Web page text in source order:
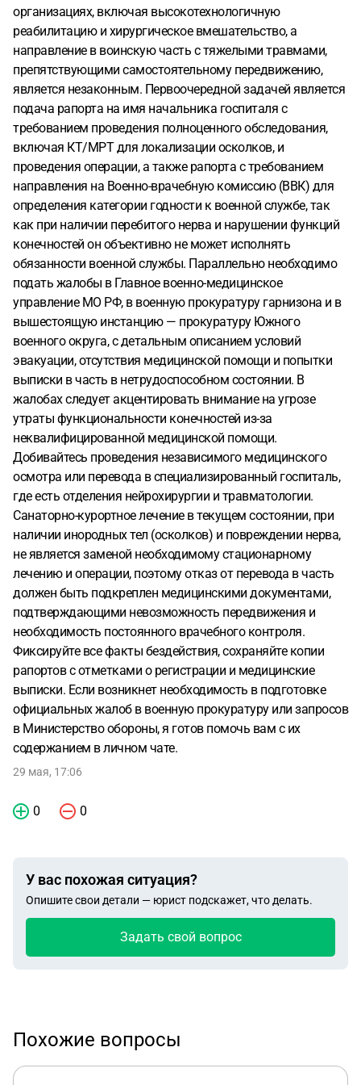
обезболивающего)2. На основе заключения врача он
будет направлен в свою воинскую часть с больничным
длиной в 30 дней, а там запрашивать отпуск по
больничному после ввк и если отпустят поедет домой.
Если он поедет в воинскую частьТам нет условий для
реабилитации, там вообще ничего нет , даже туалет в яме
. В отпуск людей не отпускают уже давно ( Папа уже был в
отпуске по ранению относительно недавно с ампутацией
пальца на ноге, хромал в блиндаже весь свой отпуск 45
дней , а затем приступил к работе и был повторно
направлен на БЗ)От несправедливости и бессилия
хочется кричать. Мой близкий человек может остаться
инвалидом из за того что не получит вовремя
необходимого лечения .Осколки доставать
отказываются , ждут пока все заживет , затем
потребуется консультация невролога , на которой нужно
будет по всей ноге искать перебитый нерв для
проведения операции.Все это время мой папа будет
находится на полигоне в условиях антисанитарии ( после
санатория )Подскажите , что со своей стороны мы можем
сделать ? Как добиться лечения ? Сейчас мы все же
настояли на санатории , а дальнейший исход нам не
понятен.. даже не знаем с чего начать и на что он имеет
права по закону
организациях, включая высокотехнологичную
реабилитацию и хирургическое вмешательство, а
направление в воинскую часть с тяжелыми травмами,
препятствующими самостоятельному передвижению,
является незаконным. Первоочередной задачей является
подача рапорта на имя начальника госпиталя с
требованием проведения полноценного обследования,
включая КТ/МРТ для локализации осколков, и
проведения операции, а также рапорта с требованием
направления на Военно-врачебную комиссию (ВВК) для
определения категории годности к военной службе, так
как при наличии перебитого нерва и нарушении функций
конечностей он объективно не может исполнять
обязанности военной службы. Параллельно необходимо
подать жалобы в Главное военно-медицинское
управление МО РФ, в военную прокуратуру гарнизона и в
вышестоящую инстанцию — прокуратуру Южного
военного округа, с детальным описанием условий
эвакуации, отсутствия медицинской помощи и попытки
выписки в часть в нетрудоспособном состоянии. В
жалобах следует акцентировать внимание на угрозе
утраты функциональности конечностей из-за
неквалифицированной медицинской помощи.
Добивайтесь проведения независимого медицинского
осмотра или перевода в специализированный госпиталь,
где есть отделения нейрохирургии и травматологии.
Санаторно-курортное лечение в текущем состоянии, при
наличии инородных тел (осколков) и повреждении нерва,
не является заменой необходимому стационарному
лечению и операции, поэтому отказ от перевода в часть
должен быть подкреплен медицинскими документами,
подтверждающими невозможность передвижения и
необходимость постоянного врачебного контроля.
Фиксируйте все факты бездействия, сохраняйте копии
рапортов с отметками о регистрации и медицинские
выписки. Если возникнет необходимость в подготовке
официальных жалоб в военную прокуратуру или запросов
в Министерство обороны, я готов помочь вам с их
содержанием в личном чате.
29 мая, 17:06
0 0
У вас похожая ситуация?
Опишите свои детали — юрист подскажет, что делать.
Задать свой вопрос
Похожие вопросы